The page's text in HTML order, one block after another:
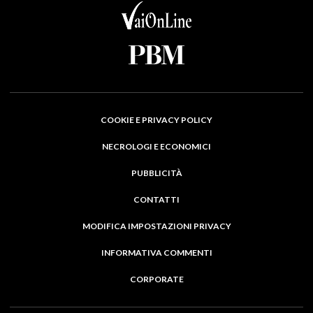
COOKIE E PRIVACY POLICY
NECROLOGI E ECONOMICI
PUBBLICITÀ
CONTATTI
MODIFICA IMPOSTAZIONI PRIVACY
INFORMATIVA COMMENTI
CORPORATE